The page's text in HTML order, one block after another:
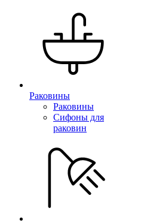
Раковины
Раковины
Сифоны для
раковин